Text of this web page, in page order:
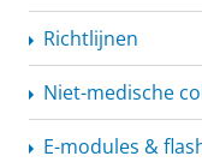
Richtlijnen
Niet-medische
E-modules &